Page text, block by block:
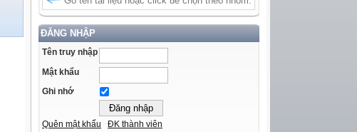
ĐĂNG NHẬP
Tên truy nhập
Mật khẩu
Ghi nhớ
Quên mật khẩu ĐK thành viên